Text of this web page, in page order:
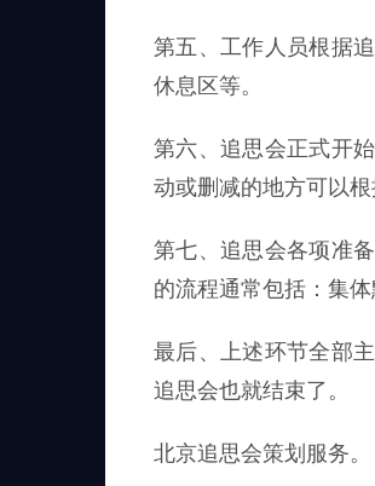
第五、工作人员根据
休息区等。
第六、追思会正式开
动或删减的地方可以根
第七、追思会各项准
的流程通常包括：集
最后、上述环节全部
追思会也就结束了。
北京追思会策划服务。